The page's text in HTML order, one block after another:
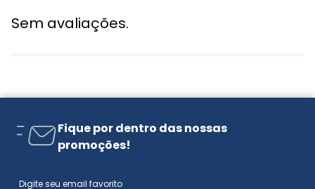
Sem avaliações.
Fique por dentro das nossas
promoções!